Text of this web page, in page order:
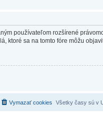
používateľom rozšírené
ktoré sa na tomto fóre môžu
Všetky časy sú v
Vymazať cookies